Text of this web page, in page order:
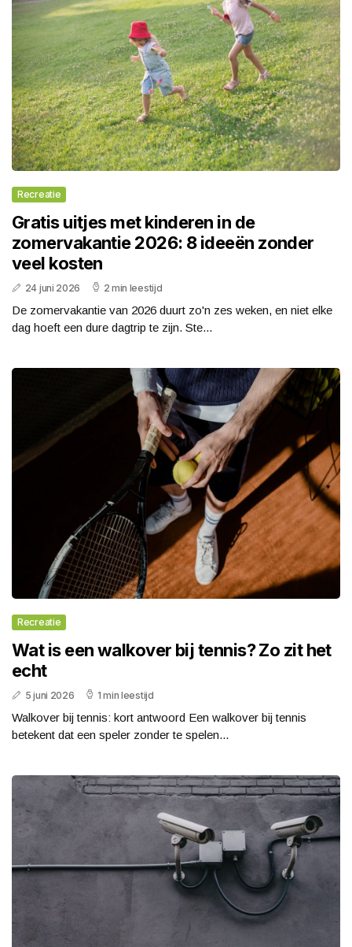
Recreatie
Gratis uitjes met kinderen in de
zomervakantie 2026: 8 ideeën zonder
veel kosten
24 juni 2026 2 min leestijd
De zomervakantie van 2026 duurt zo'n zes weken, en niet elke
dag hoeft een dure dagtrip te zijn. Ste...
Recreatie
Wat is een walkover bij tennis? Zo zit het
echt
5 juni 2026 1 min leestijd
Walkover bij tennis: kort antwoord Een walkover bij tennis
betekent dat een speler zonder te spelen...